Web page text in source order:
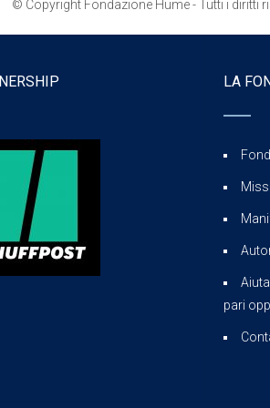
© Copyright Fondazione Hume - Tutti i diritti
LA
pari